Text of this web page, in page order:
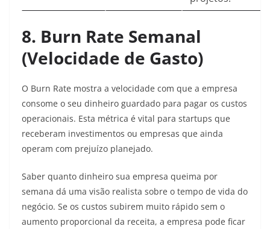
8. Burn Rate Semanal
(Velocidade de Gasto)
O Burn Rate mostra a velocidade com que a empresa
consome o seu dinheiro guardado para pagar os custos
operacionais. Esta métrica é vital para startups que
receberam investimentos ou empresas que ainda
operam com prejuízo planejado.
Saber quanto dinheiro sua empresa queima por
semana dá uma visão realista sobre o tempo de vida do
negócio. Se os custos subirem muito rápido sem o
aumento proporcional da receita, a empresa pode ficar